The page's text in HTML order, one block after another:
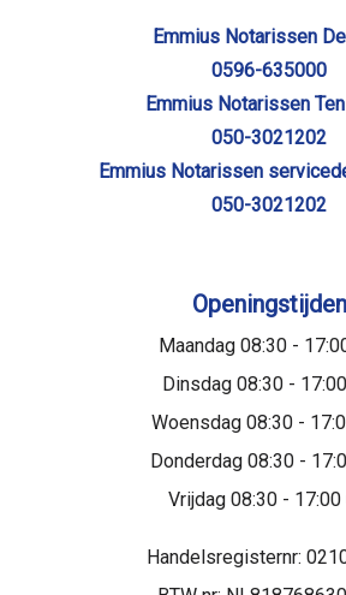
Emmius Notarissen
0596-635000
Emmius Notarissen
050-3021202
Emmius Notarissen
050-3021202
Openingstijden
Maandag 08:30 -
Dinsdag 08:30 -
Woensdag 08:30 -
Donderdag 08:30 -
Vrijdag 08:30 - 17:00
Handelsregisternr: